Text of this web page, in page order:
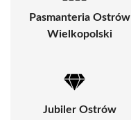
Pasmanteria Ostrów
Wielkopolski
Jubiler Ostrów